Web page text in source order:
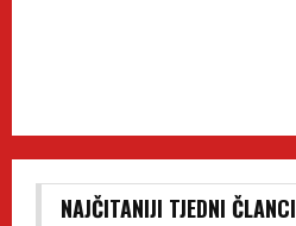
NAJČITANIJI TJEDNI ČLANCI